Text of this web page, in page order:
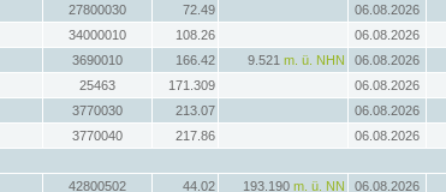
27800030 72.49 06.08.2026
34000010 108.26 06.08.2026
3690010 166.42 9.521 m. ü. NHN 06.08.2026
25463 171.309 06.08.2026
3770030 213.07 06.08.2026
3770040 217.86 06.08.2026
42800502 44.02 193.190 m. ü. NN 06.08.2026